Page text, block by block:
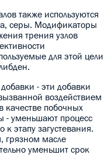
также используются
серы. Модификаторы
трения узлов
для этой цели
- эти добавки
воздействием
качестве побочных
- уменьшают процесс
этапу загустевания.
грязном масле
уменьшит срок